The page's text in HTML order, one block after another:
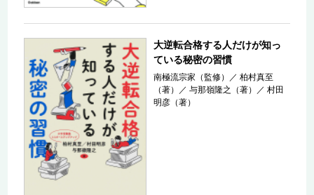
大逆転合格する人だけが知っ
ている秘密の習慣
南極流宗家（監修） ／柏村真至
（著）
／与那嶺隆之（著） ／村田
明彦（著）